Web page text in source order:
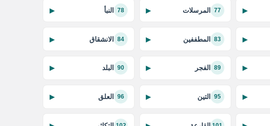
▶
77 المرسلات ▶
78 النبأ ▶
▶
83 المطففين ▶
84 الانشقاق ▶
▶
89 الفجر ▶
90 البلد ▶
▶
95 التين ▶
96 العلق ▶